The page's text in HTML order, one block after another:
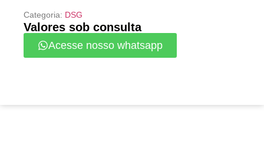
Categoria: DSG
Valores sob consulta
Acesse nosso whatsapp